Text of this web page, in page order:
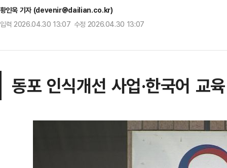
황인욱 기자 (devenir@dailian.co.kr)
입력 2026.04.30 13:07 수정 2026.04.30 13:07
동포 인식개선 사업·한국어 교